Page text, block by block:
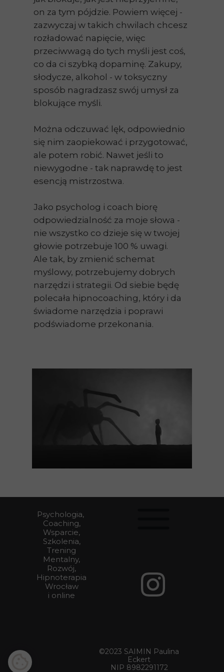
on za tym pójdzie. Powiem więcej -
zazwyczaj w takich chwilach chcesz
rozładować napięcie, więc
przeciwwagą do tych myśli jest coś,
co da ci szybką dopaminę. Zakupy,
słodycze, alkohol - w toksyczny
sposób nagradzasz swój umysł za
blokujące myśli.
Można odczuwać lęk, odpowiednio
się nim zaopiekować i przygotować,
ale potem robić. Nawet jeśli to
niewygodne - tak naprawdę to jest
esencją mistrzostwa.
Jako psycholog i coach biorę
odpowiedzialność za moje słowa -
nie wszystko co dzieje się w twojej
głowie potrzebuje 100 % uwagi.
Ale tak, by zmienić schemat
myślowy, potrzebujemy dobrych
narzędzi i strategii. Od siebie będę
polecała hipnocoaching, który i da
świadome narzędzia i poprawi
podświadome przekonania.
Psychologia,
Coaching,
Wsparcie,
Szkolenia,
Trening
Mentalny,
Rozwój,
Hipnoterapia
Wrocław
i online
©2023 SAIMIN Paulina
Eckert
NIP 8982291172